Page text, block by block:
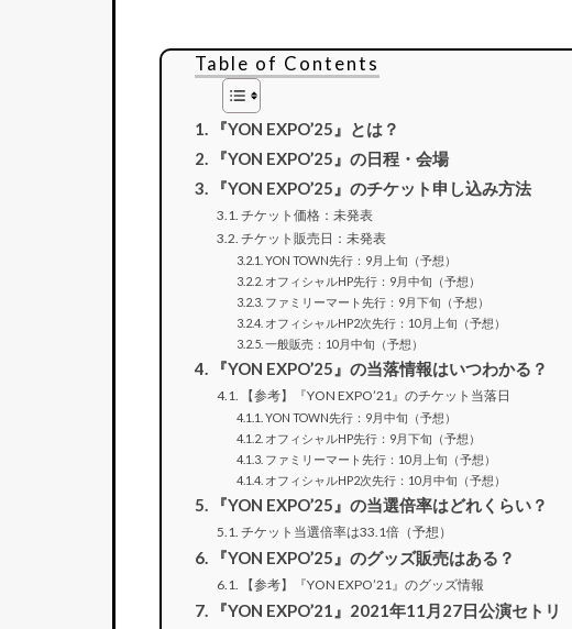
Table of Contents
『YON EXPO’25』とは？
『YON EXPO’25』の日程・会場
『YON EXPO’25』のチケット申し込み方法
チケット価格：未発表
チケット販売日：未発表
YON TOWN先行：9月上旬（予想）
オフィシャルHP先行：9月中旬（予想）
ファミリーマート先行：9月下旬（予想）
オフィシャルHP2次先行：10月上旬（予想）
一般販売：10月中旬（予想）
『YON EXPO’25』の当落情報はいつわかる？
【参考】『YON EXPO’21』のチケット当落日
YON TOWN先行：9月中旬（予想）
オフィシャルHP先行：9月下旬（予想）
ファミリーマート先行：10月上旬（予想）
オフィシャルHP2次先行：10月中旬（予想）
『YON EXPO’25』の当選倍率はどれくらい？
チケット当選倍率は33.1倍（予想）
『YON EXPO’25』のグッズ販売はある？
【参考】『YON EXPO’21』のグッズ情報
『YON EXPO’21』2021年11月27日公演セトリ